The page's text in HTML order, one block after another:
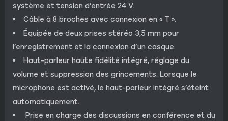
système et tension d’entrée 24 V.
Câble à 8 broches avec connexion en « T ».
Équipée de deux prises stéréo 3,5 mm pour
l’enregistrement et la connexion d’un casque.
Haut-parleur haute fidélité intégré, réglage du
volume et suppression des grincements. Lorsque le
microphone est activé, le haut-parleur intégré s’éteint
automatiquement.
Prise en charge des discussions en conférence et du